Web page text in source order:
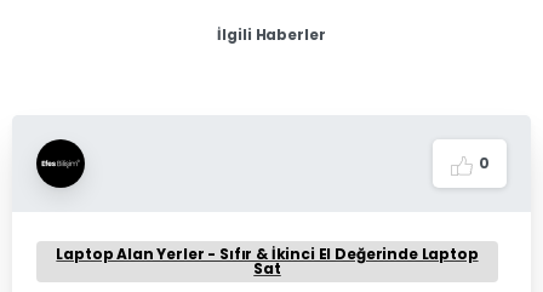
İlgili Haberler
0
Laptop Alan Yerler - Sıfır & İkinci El Değerinde Laptop
Sat